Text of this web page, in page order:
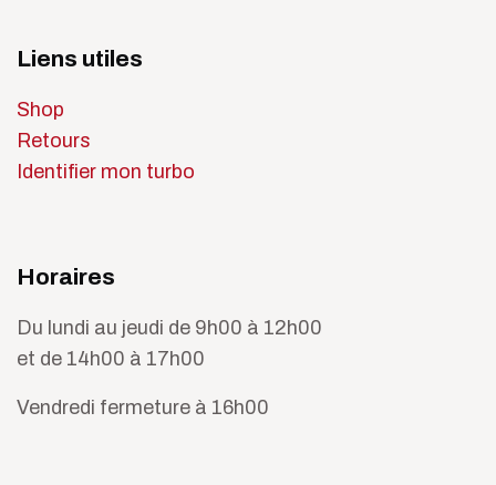
Liens utiles
Shop
Retours
Identifier mon turbo
Horaires
Du lundi au jeudi de 9h00 à 12h00
et de 14h00 à 17h00
Vendredi fermeture à 16h00